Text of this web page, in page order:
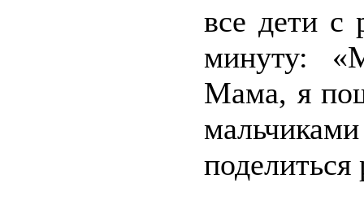
все дети с
минуту:
Мама, я